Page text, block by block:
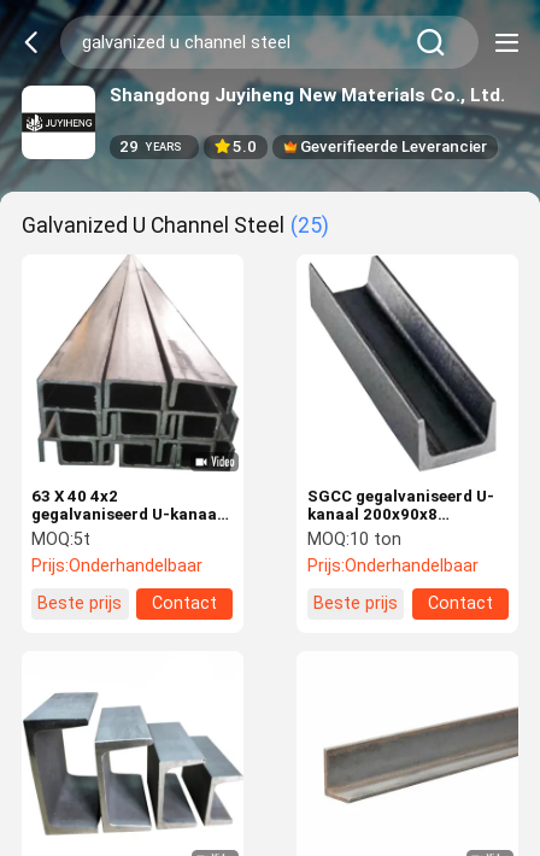
Shangdong Juyiheng New Materials Co., Ltd.
29 YEARS 5.0 Geverifieerde Leverancier
Galvanized U Channel Steel (25)
63 X 40 4x2
gegalvaniseerd U-kanaal
staal Q345B ijzeren C-
kanaal
MOQ:5t
Prijs:Onderhandelbaar
Beste prijs
Contact
SGCC gegalvaniseerd U-
kanaal 200x90x8
koolstofvezel C-kanaal
DX51D
MOQ:10 ton
Prijs:Onderhandelbaar
Beste prijs
Contact